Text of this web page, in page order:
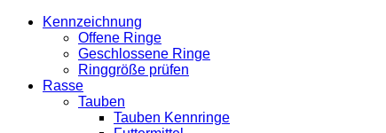
Kennzeichnung
Offene Ringe
Geschlossene Ringe
Ringgröße prüfen
Rasse
Tauben
Tauben Kennringe